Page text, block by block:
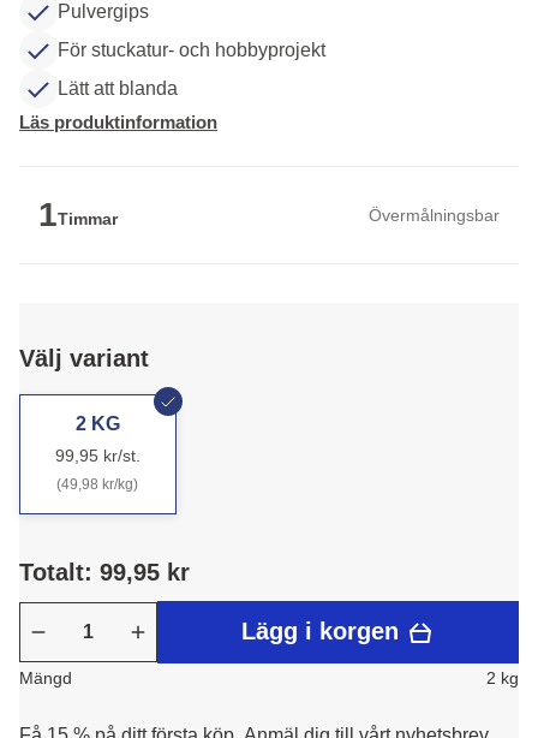
Pulvergips
För stuckatur- och hobbyprojekt
Lätt att blanda
Läs produktinformation
1Timmar Övermålningsbar
Välj variant
2 KG
99,95 kr/st.
(49,98 kr/kg)
Totalt: 99,95 kr
Lägg i korgen
Mängd 2 kg